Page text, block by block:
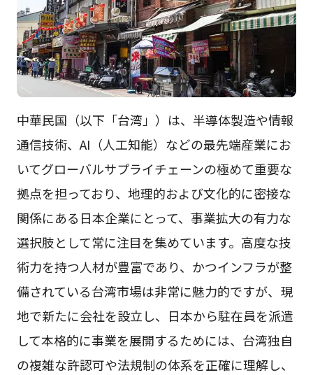
中華民国（以下「台湾」）は、半導体製造や情報
通信技術、AI（人工知能）などの最先端産業にお
いてグローバルサプライチェーンの極めて重要な
拠点を担っており、地理的および文化的に密接な
関係にある日本企業にとって、事業拡大の有力な
選択肢として常に注目を集めています。高度な技
術力を持つ人材が豊富であり、かつインフラが整
備されている台湾市場は非常に魅力的ですが、現
地で新たに会社を設立し、日本から駐在員を派遣
して本格的に事業を展開するためには、台湾独自
の複雑な許認可や法規制の体系を正確に理解し、